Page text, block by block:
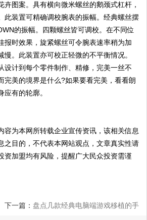
卉图案。具有横向微米螺丝的鹅颈式杠杆，
此装置可精确调校腕表的振幅。经典螺丝摆
的振幅。四颗螺丝皆可调校。在不同位
报时效果，旋紧螺丝可令腕表速率稍为加
慢。此装置亦可校正轻微的不平衡情况。
设计到每个零件制作、精修，完美一丝不
完美的境界是什么?如果要看完美，看看朗
有的轮廓。
容为本网所转载企业宣传资讯，该相关信息
之目的，不代表本网站观点，文章真实性请
资加盟均有风险，提醒广大民众投资需谨
下一篇： 盘点几款经典电脑端游戏移植的手